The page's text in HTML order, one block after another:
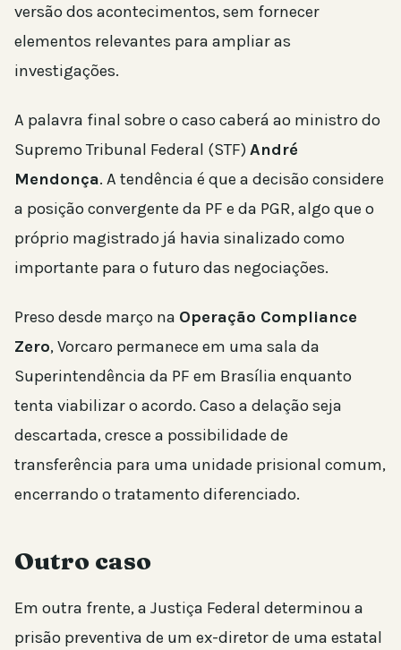
versão dos acontecimentos, sem fornecer
elementos relevantes para ampliar as
investigações.
A palavra final sobre o caso caberá ao ministro do
Supremo Tribunal Federal (STF)André
Mendonça. A tendência é que a decisão considere
a posição convergente da PF e da PGR, algo que o
próprio magistrado já havia sinalizado como
importante para o futuro das negociações.
Preso desde março na Operação Compliance
Zero, Vorcaro permanece em uma sala da
Superintendência da PF em Brasília enquanto
tenta viabilizar o acordo. Caso a delação seja
descartada, cresce a possibilidade de
transferência para uma unidade prisional comum,
encerrando o tratamento diferenciado.
Outro caso
Em outra frente, a Justiça Federal determinou a
prisão preventiva de um ex-diretor de uma estatal